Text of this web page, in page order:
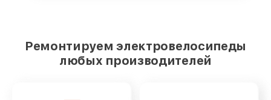
Ремонтируем электровелосипеды
любых производителей